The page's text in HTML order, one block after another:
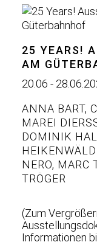
25 YEARS!
AM
20.06 -
ANNA BART,
MAREI
DOMINIK
NERO, MARC
TRÖGER
(Zum
Informationen